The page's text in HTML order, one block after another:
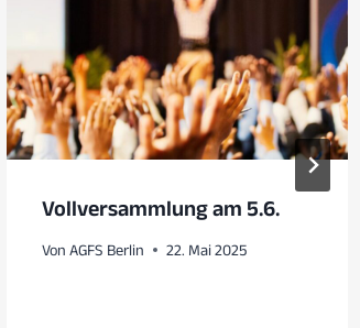
Vollversammlung am 5.6.
Von AGFS Berlin 22. Mai 2025